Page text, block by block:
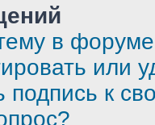
в
или
подпись к